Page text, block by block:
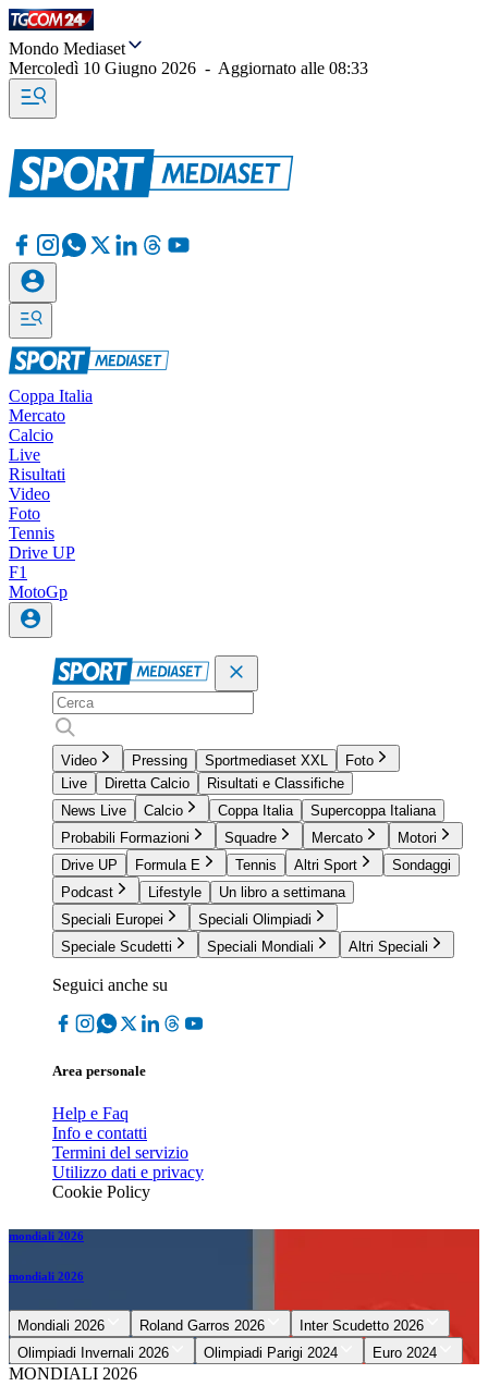
Mondo Mediaset
Mercoledì 10 Giugno 2026 - Aggiornato alle 08:33
Coppa Italia
Mercato
Calcio
Live
Risultati
Video
Foto
Tennis
Drive UP
F1
MotoGp
Video Pressing Sportmediaset XXL
Foto
Live
Diretta Calcio
Risultati e Classifiche
News Live
Calcio Coppa Italia
Supercoppa Italiana
Probabili Formazioni
Squadre Mercato
Motori
Drive UP
Formula E Tennis Altri Sport
Sondaggi
Podcast
Lifestyle
Un libro a settimana
Speciali Europei
Speciali Olimpiadi
Speciale Scudetti
Speciali Mondiali Altri Speciali
Seguici anche su
Area personale
Help e Faq
Info e contatti
Termini del servizio
Utilizzo dati e privacy
Cookie Policy
mondiali 2026
mondiali 2026
Mondiali 2026 Roland Garros 2026
Inter Scudetto 2026
Olimpiadi Invernali 2026
Olimpiadi Parigi 2024 Euro 2024
MONDIALI 2026